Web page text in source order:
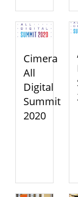
Cimera
All
Digital
Summit
2020